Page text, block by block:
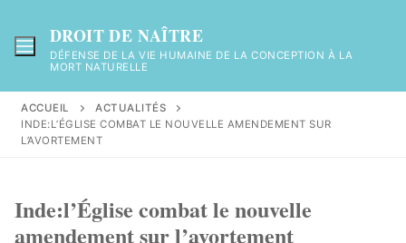
au
contenu
DROIT DE NAÎTRE
DÉFENSE DE LA VIE HUMAINE DE LA CONCEPTION À LA
MORT NATURELLE
ACCUEIL
ACTUALITÉS
INDE:L’ÉGLISE COMBAT LE NOUVELLE AMENDEMENT SUR
L’AVORTEMENT
Inde:l’Église combat le nouvelle
amendement sur l’avortement